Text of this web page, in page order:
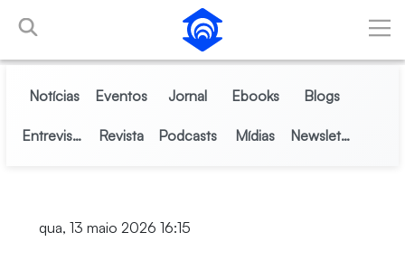
Pular para o Conteúdo principal
Notícias Eventos Jornal Ebooks Blogs
Entrevistas Revista Podcasts Mídias Newsletter
qua, 13 maio 2026 16:15